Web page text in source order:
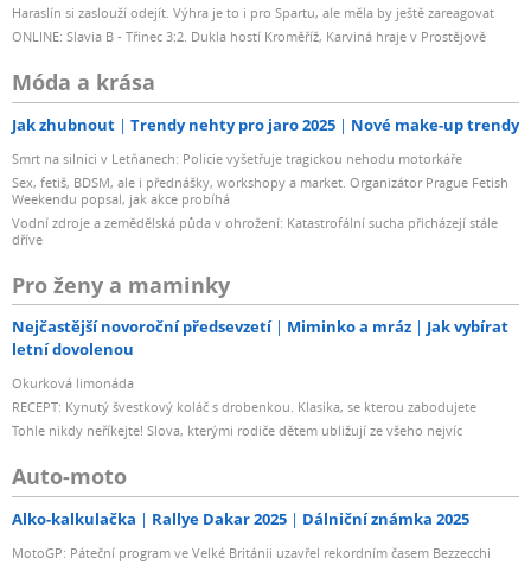
Haraslín si zaslouží odejít. Výhra je to i pro Spartu, ale měla by ještě zareagovat
ONLINE: Slavia B - Třinec 3:2. Dukla hostí Kroměříž, Karviná hraje v Prostějově
Móda a krása
Jak zhubnout Trendy nehty pro jaro 2025 Nové make-up trendy
Smrt na silnici v Letňanech: Policie vyšetřuje tragickou nehodu motorkáře
Sex, fetiš, BDSM, ale i přednášky, workshopy a market. Organizátor Prague Fetish
Weekendu popsal, jak akce probíhá
Vodní zdroje a zemědělská půda v ohrožení: Katastrofální sucha přicházejí stále
dříve
Pro ženy a maminky
Nejčastější novoroční předsevzetí Miminko a mráz
Jak vybírat
letní dovolenou
Okurková limonáda
RECEPT: Kynutý švestkový koláč s drobenkou. Klasika, se kterou zabodujete
Tohle nikdy neříkejte! Slova, kterými rodiče dětem ubližují ze všeho nejvíc
Auto-moto
Alko-kalkulačka Rallye Dakar 2025 Dálniční známka 2025
MotoGP: Páteční program ve Velké Británii uzavřel rekordním časem Bezzecchi